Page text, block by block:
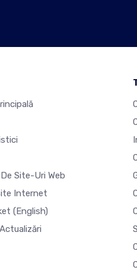
Site-Uri Web
Internet
(English)